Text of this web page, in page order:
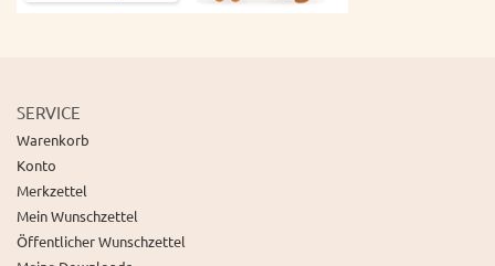
SERVICE
Warenkorb
Konto
Merkzettel
Mein Wunschzettel
Öffentlicher Wunschzettel